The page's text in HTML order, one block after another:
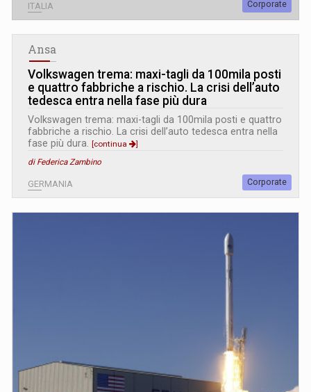
ITALIA Corporate
Ansa
Volkswagen trema: maxi-tagli da 100mila posti
e quattro fabbriche a rischio. La crisi dell’auto
tedesca entra nella fase più dura
Volkswagen trema: maxi-tagli da 100mila posti e quattro
fabbriche a rischio. La crisi dell’auto tedesca entra nella
fase più dura. [continua
]
di Federica Zambino
GERMANIA Corporate